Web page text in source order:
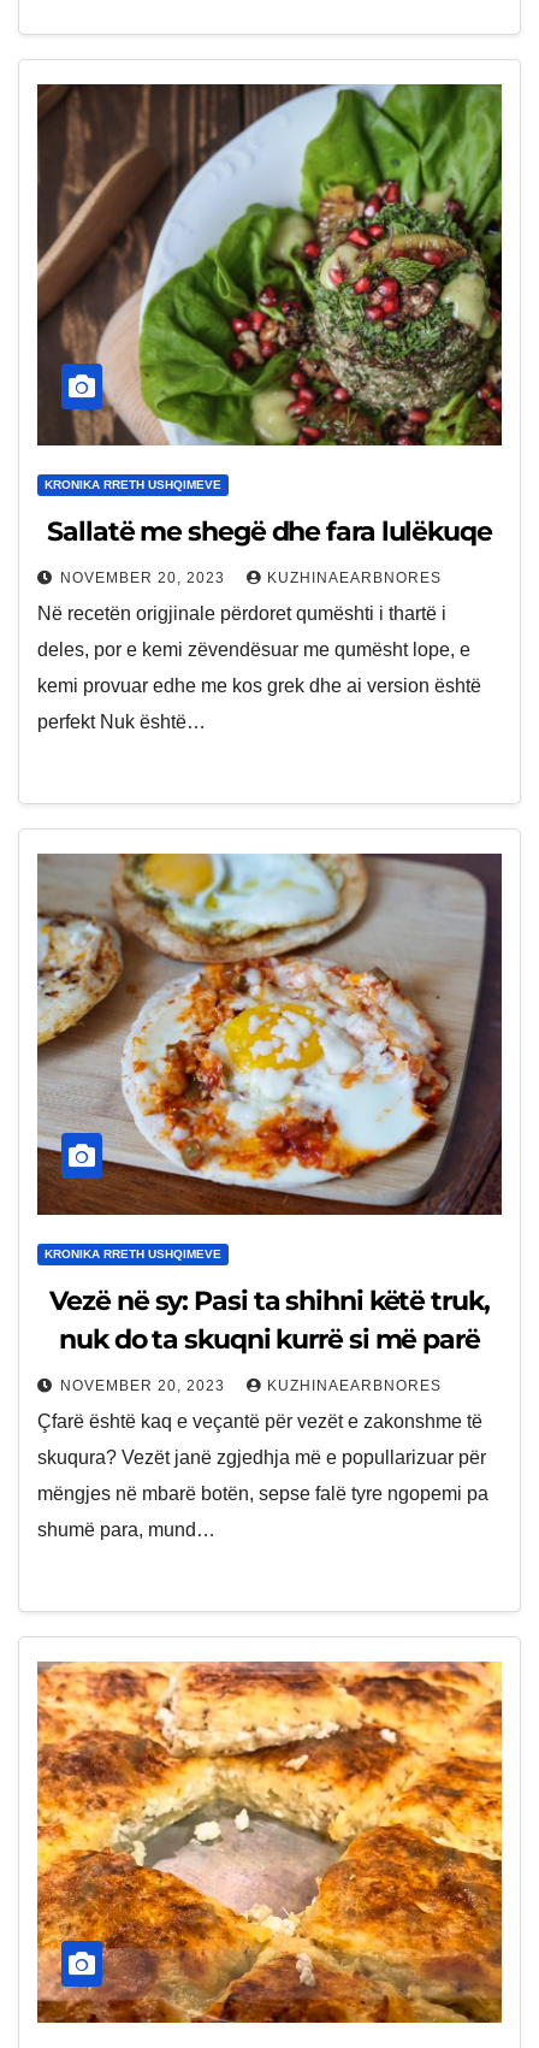
KRONIKA RRETH USHQIMEVE
Sallatë me shegë dhe fara lulëkuqe
NOVEMBER 20, 2023 KUZHINAEARBNORES
Në recetën origjinale përdoret qumështi i thartë i
deles, por e kemi zëvendësuar me qumësht lope, e
kemi provuar edhe me kos grek dhe ai version është
perfekt Nuk është…
KRONIKA RRETH USHQIMEVE
Vezë në sy: Pasi ta shihni këtë truk,
nuk do ta skuqni kurrë si më parë
NOVEMBER 20, 2023 KUZHINAEARBNORES
Çfarë është kaq e veçantë për vezët e zakonshme të
skuqura? Vezët janë zgjedhja më e popullarizuar për
mëngjes në mbarë botën, sepse falë tyre ngopemi pa
shumë para, mund…